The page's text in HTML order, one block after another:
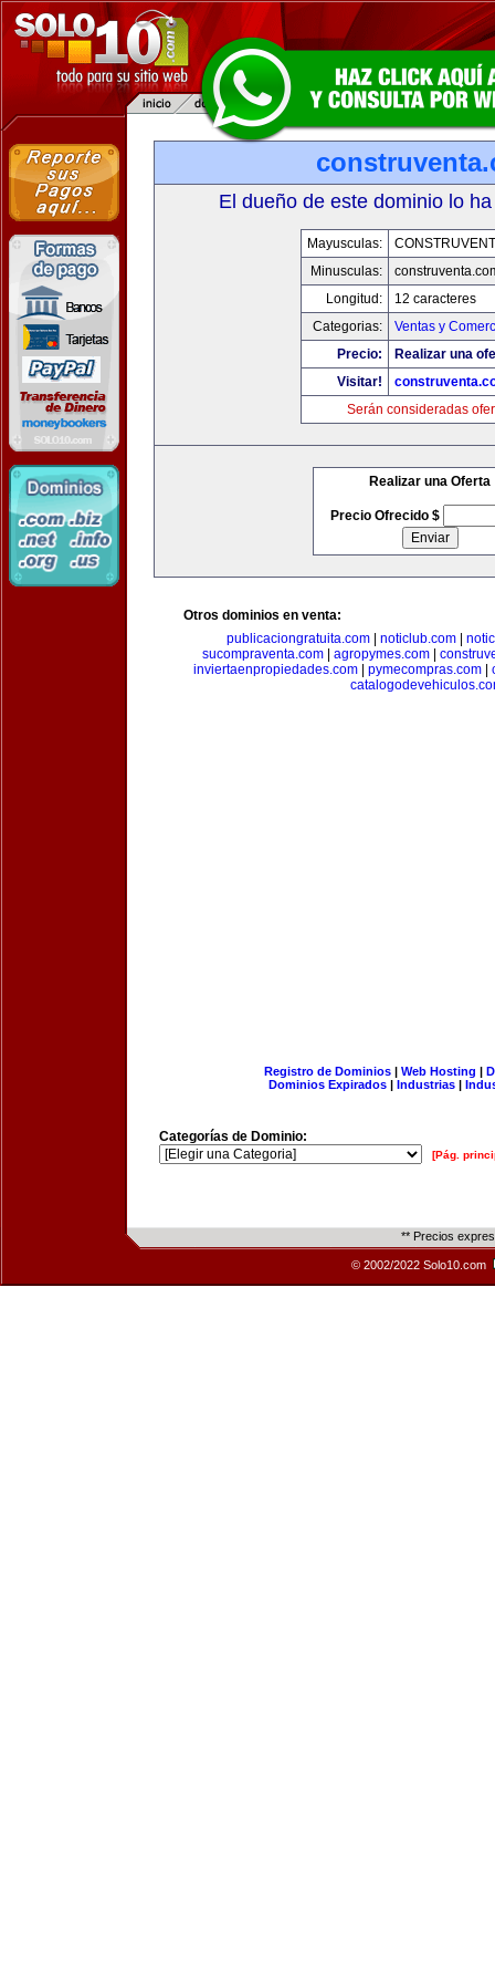
El dueño de este dominio lo
Mayusculas:
Minusculas:
Longitud:
12 caracteres
Categorias:
Ventas y
Precio:
Realizar una
Visitar!
Serán consideradas
Realizar una Oferta
Precio Ofrecido $
Otros dominios en venta:
publicaciongratuita.com| noticlub.com|
sucompraventa.com
agropymes.com
inviertaenpropiedades.com| pymecompras.com|
Registro de Dominios| Web Hosting |
Dominios Expirados | Industrias |
Categorías de Dominio:
[Pág.
** Precios
© 2002/2022 Solo10.com